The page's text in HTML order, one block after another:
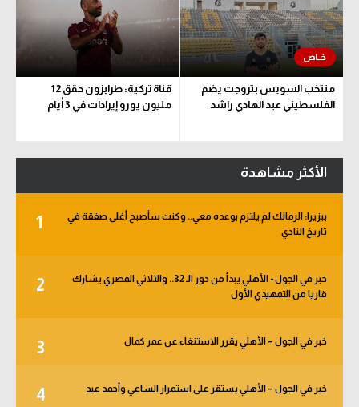
منتخب السويس بتروجت يضم
الفلسطيني عبد الهادي راشد
قناة تركية: طرابزون حقق 12
مليون يورو إيرادات في 3 أيام
الأكثر مشاهدة
1
بيزيرا: الزمالك لم يلتزم بوعده معي.. وكنت سأصبح أغلى صفقة في
تاريخ النادي
2
خبر في الجول - الأهلي يبدأ من دور الـ 32.. والثلاثي المصري يشارك
قاريا من التمهيدي الأول
3 خبر في الجول – الأهلي يقرر الاستنغاء عن عمر كمال
4 خبر في الجول – الأهلي يستقر على استمرار الساعي وأحمد عيد